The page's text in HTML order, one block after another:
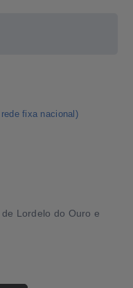
fixa nacional)
Lordelo do Ouro e